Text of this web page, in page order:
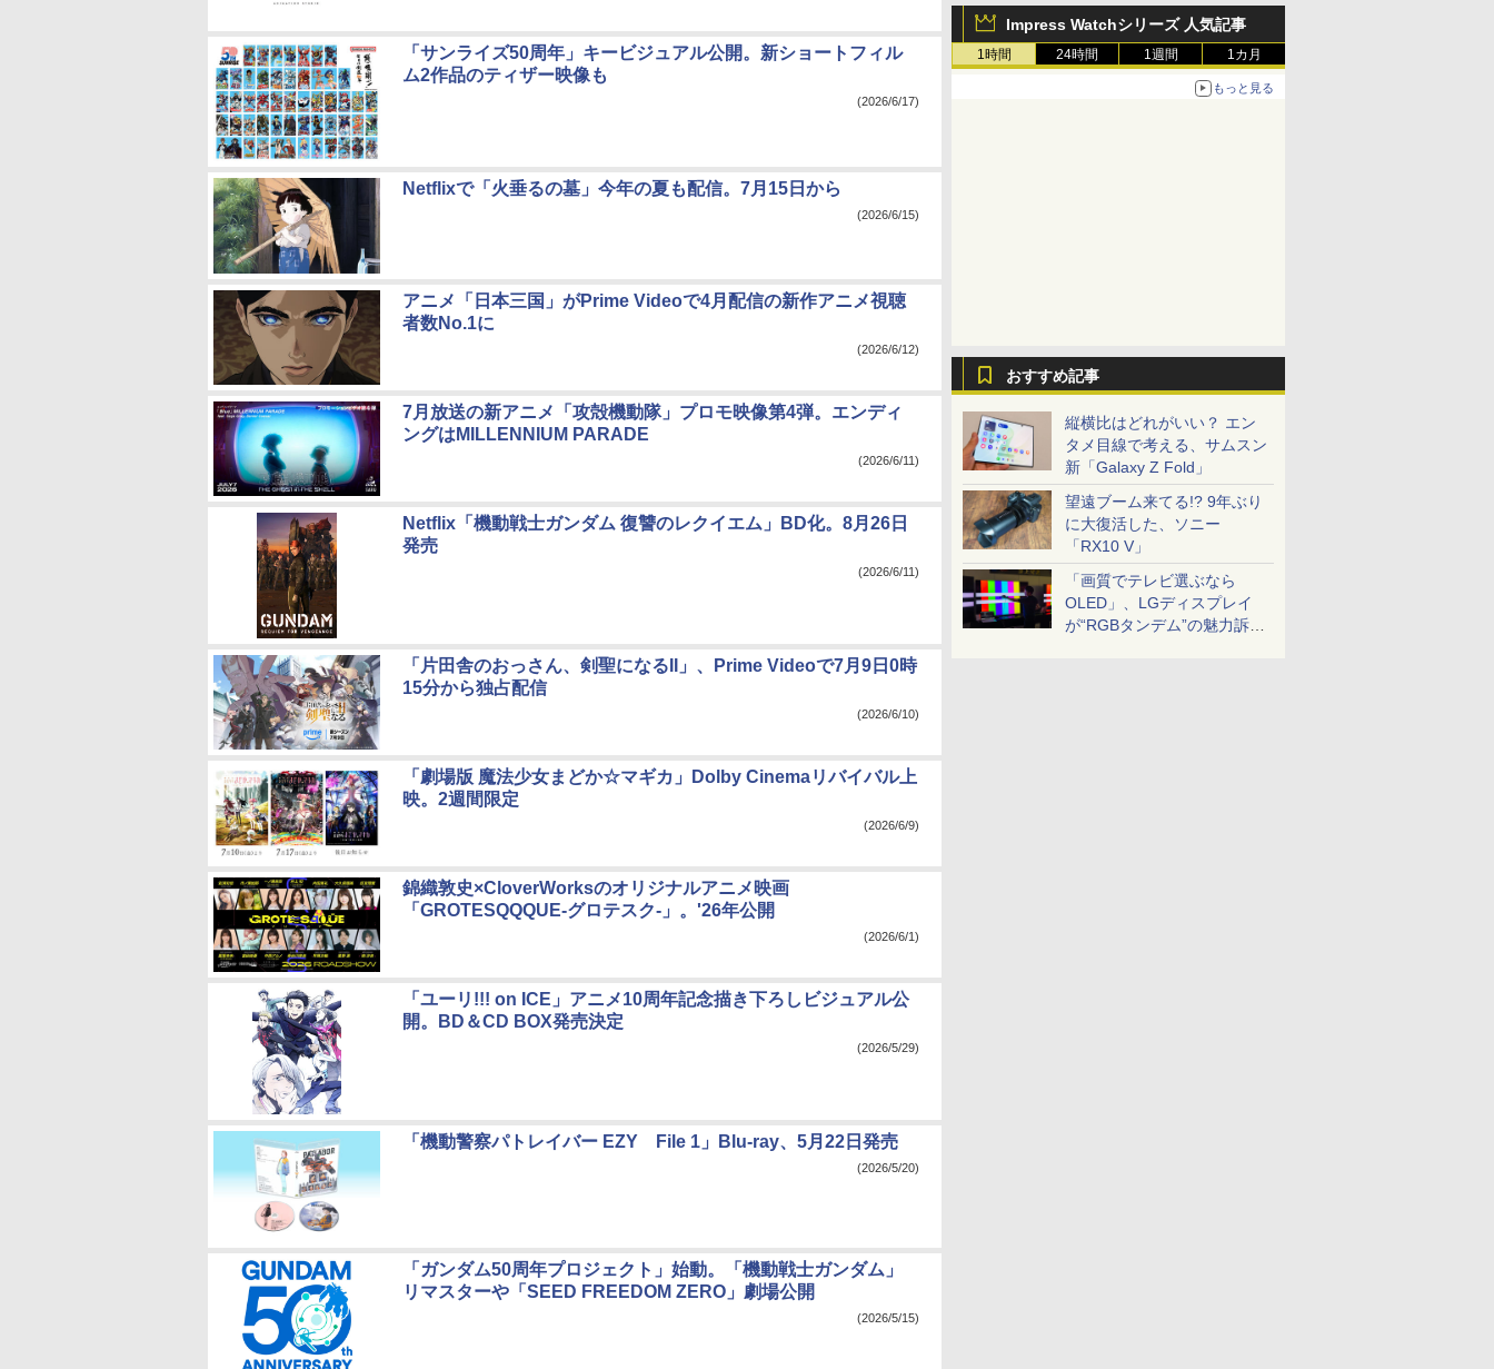
Impress Watchシリーズ 人気記事
1時間 24時間 1週間 1カ月
もっと見る
おすすめ記事
縦横比はどれがいい？ エン
タメ目線で考える、サムスン
新「Galaxy Z Fold」
望遠ブーム来てる!? 9年ぶり
に大復活した、ソニー
「RX10 V」
「画質でテレビ選ぶなら
OLED」、LGディスプレイ
が“RGBタンデム”の魅力訴
「サンライズ50周年」キービジュアル公開。新ショートフィル
ム2作品のティザー映像も
(2026/6/17)
Netflixで「火垂るの墓」今年の夏も配信。7月15日から
(2026/6/15)
アニメ「日本三国」がPrime Videoで4月配信の新作アニメ視聴
者数No.1に
(2026/6/12)
7月放送の新アニメ「攻殻機動隊」プロモ映像第4弾。エンディ
ングはMILLENNIUM PARADE
(2026/6/11)
Netflix「機動戦士ガンダム 復讐のレクイエム」BD化。8月26日
発売
(2026/6/11)
「片田舎のおっさん、剣聖になるII」、Prime Videoで7月9日0時
15分から独占配信
(2026/6/10)
「劇場版 魔法少女まどか☆マギカ」Dolby Cinemaリバイバル上
映。2週間限定
(2026/6/9)
錦織敦史×CloverWorksのオリジナルアニメ映画
「GROTESQQQUE-グロテスク-」。'26年公開
(2026/6/1)
「ユーリ!!! on ICE」アニメ10周年記念描き下ろしビジュアル公
開。BD＆CD BOX発売決定
(2026/5/29)
「機動警察パトレイバー EZY File 1」Blu-ray、5月22日発売
(2026/5/20)
「ガンダム50周年プロジェクト」始動。「機動戦士ガンダム」
リマスターや「SEED FREEDOM ZERO」劇場公開
(2026/5/15)